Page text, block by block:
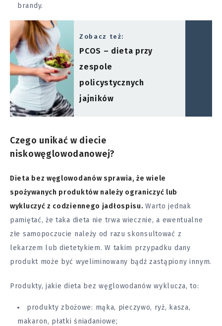
brandy.
Zobacz też:
PCOS – dieta przy
zespole
policystycznych
jajników
Czego unikać w diecie
niskowęglowodanowej?
Dieta bez węglowodanów sprawia, że wiele
spożywanych produktów należy ograniczyć lub
wykluczyć z codziennego jadłospisu.Warto jednak
pamiętać, że taka dieta nie trwa wiecznie, a ewentualne
złe samopoczucie należy od razu skonsultować z
lekarzem lub dietetykiem. W takim przypadku dany
produkt może być wyeliminowany bądź zastąpiony innym.
Produkty, jakie dieta bez węglowodanów wyklucza, to:
produkty zbożowe: mąka, pieczywo, ryż, kasza,
makaron, płatki śniadaniowe;